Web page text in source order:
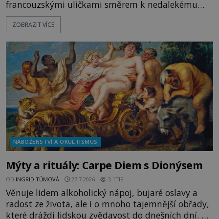
francouzskými uličkami směrem k nedalekému
přístavu. Jeden z nich má přes ramena ranec s
tajemným obsahem. Kapitán lodi už na ně čeká.
vyplouváme,“ sdělí jim. „Kam máme namířeno,
kapitáne?“ zeptá se ho jeden z templářů. „Do Sk
ZOBRAZIT VÍCE
NÁBOŽENSTVÍ A OKULTISMUS
Mýty a rituály: Carpe Diem s Dionýsem
OD INGRID TŮMOVÁ 27.7.2026 3.1TIS
Věnuje lidem alkoholický nápoj, bujaré oslavy a
radost ze života, ale i o mnoho tajemnější obřady,
které dráždí lidskou zvědavost do dnešních dní. Co